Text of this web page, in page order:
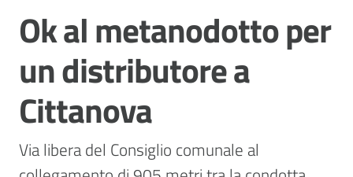
Amministrazione
Menu selezionato
Salta al contenuto
Ok al metanodotto per
un distributore a
Cittanova
Via libera del Consiglio comunale al